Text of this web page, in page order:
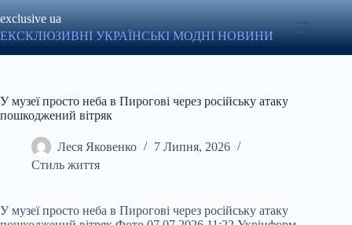
до
вмісту
exclusive ua
ЕКСКЛЮЗИВНІ УКРАЇНСЬКІ МОДНІ НОВИНИ
У музеї просто неба в Пирогові через російську атаку
пошкоджений вітряк
Леся Яковенко
7 Липня, 2026
Стиль життя
У музеї просто неба в Пирогові через російську атаку